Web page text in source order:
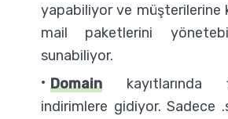
yapabiliyor ve müşterilerine
mail paketlerini
sunabiliyor.
Domain kayıtlarında
indirimlere gidiyor. Sadece